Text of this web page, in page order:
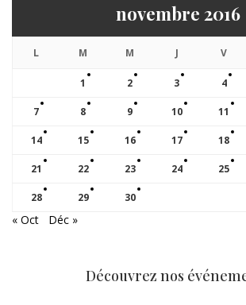
novembre 2016
L M M J V
1 2 3 4
7 8 9 10 11
14 15 16 17 18
21 22 23 24 25
28 29 30
« Oct Déc »
Découvrez nos